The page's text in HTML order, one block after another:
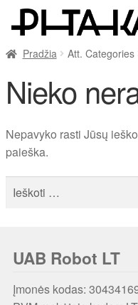
Pradžia Att. Categories
Nieko
Nepavyko rasti Jūsų
paieška.
Ieškoti:
UAB Robot LT
Įmonės kodas: